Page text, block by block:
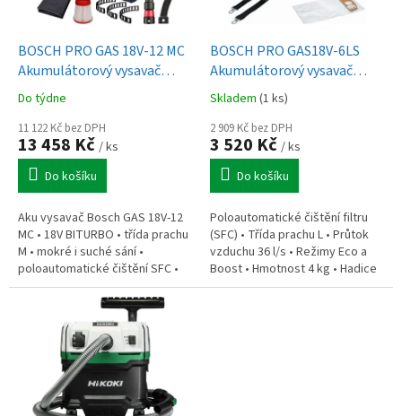
BOSCH PRO GAS 18V-12 MC
Akumulátorový vysavač
(0.601.9K2.000)
Do týdne
11 122 Kč bez DPH
13 458 Kč / ks
Do košíku
Aku vysavač Bosch GAS 18V-12
MC • 18V BITURBO • třída prachu
M • mokré i suché sání •
poloautomatické čištění SFC •
Auto-Start štítek GCT 30-42 •
HEPA filtr • 30 l/s • 170 mbar...
BOSCH PRO GAS18V-6LS
Akumulátorový vysavač
(0.601.9K2.100)
Skladem (1 ks)
2 909 Kč bez DPH
3 520 Kč / ks
Do košíku
Poloautomatické čištění filtru
(SFC) • Třída prachu L • Průtok
vzduchu 36 l/s • Režimy Eco a
Boost • Hmotnost 4 kg • Hadice
0,5–2,8 m • AMPShare 18V •